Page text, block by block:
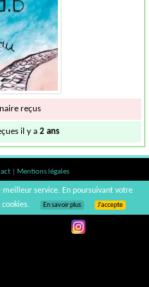
reçus
il y a 2 ans
Mentions légales
à consommer avec modération. |
v3.12
service. En poursuivant votre
En savoir plus J’accepte